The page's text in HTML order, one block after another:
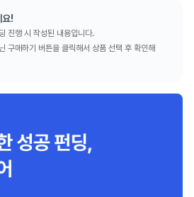
요!
진행 시 작성된 내용입니다.
구매하기 버튼을 클릭해서 상품 선택 후 확인해